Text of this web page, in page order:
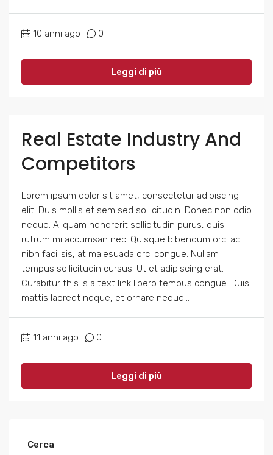
10 anni ago 0
Leggi di più
Real Estate Industry And
Competitors
Lorem ipsum dolor sit amet, consectetur adipiscing
elit. Duis mollis et sem sed sollicitudin. Donec non odio
neque. Aliquam hendrerit sollicitudin purus, quis
rutrum mi accumsan nec. Quisque bibendum orci ac
nibh facilisis, at malesuada orci congue. Nullam
tempus sollicitudin cursus. Ut et adipiscing erat.
Curabitur this is a text link libero tempus congue. Duis
mattis laoreet neque, et ornare neque...
11 anni ago 0
Leggi di più
Cerca